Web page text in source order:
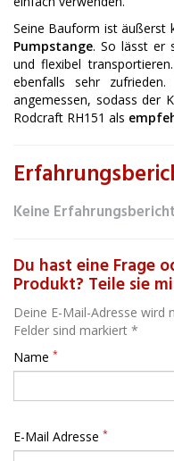
Seine Bauform ist äußerst
Pumpstange. So lässt er
und flexibel
ebenfalls sehr
angemessen, sodass der
Rodcraft RH151 als
Keine
Du hast eine Frage
Produkt? Teile sie
Deine E-Mail-Adresse wird
Felder sind markiert *
Name *
E-Mail Adresse *